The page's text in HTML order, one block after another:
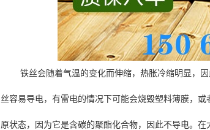
铁丝会随着气温的变化而伸缩，热胀冷缩明显，
丝容易导电，有雷电的情况下可能会烧毁塑料薄膜，
原状态，因为它是含碳的聚酯化合物，因此不导电。